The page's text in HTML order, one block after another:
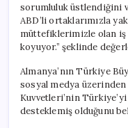
sorumluluk üstlendiğini
ABD’li ortaklarımızla
müttefiklerimizle olan
koyuyor.” şeklinde
Almanya’nın Türkiye
sosyal medya üzerinden
Kuvvetleri’nin
desteklemiş olduğunu